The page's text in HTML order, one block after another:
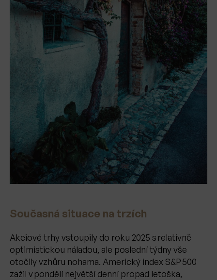
Současná situace na trzích
Akciové trhy vstoupily do roku 2025 s relativně
optimistickou náladou, ale poslední týdny vše
otočily vzhůru nohama. Americký index S&P 500
zažil v pondělí největší denní propad letoška,